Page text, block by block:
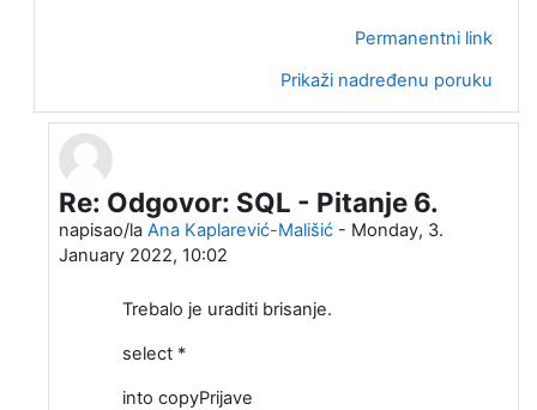
Permanentni link
Prikaži nadređenu poruku
U odgovoru na Aleksa Radenkovic
Re: Odgovor: SQL - Pitanje 6.
napisao/la Ana Kaplarević-Mališić- Monday, 3.
January 2022, 10:02
Trebalo je uraditi brisanje.
select *
into copyPrijave